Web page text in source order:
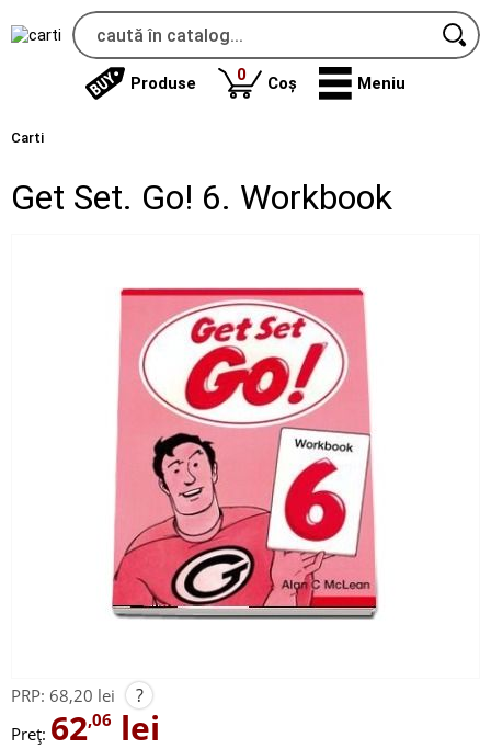
Produse 0produse
Coș Meniu
Carti
Get Set. Go! 6. Workbook
PRP: 68,20 lei ?
Preț: 62,06 lei